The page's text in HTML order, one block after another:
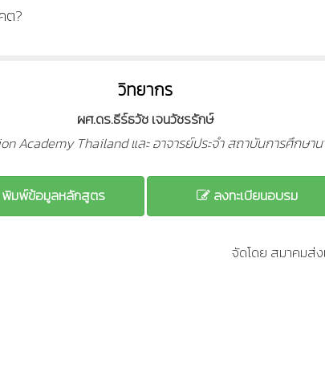
ต?
วิทยากร
ผศ.ดร.ธีร์ธวัช เจนวัชรรักษ์
Academy Thailand และ อาจารย์ประจำ สถาบันการศึกษา
พิมพ์ข้อมูลหลักสูตร ลงทะเบียนอบรม
จัดโดย สมาคมส่